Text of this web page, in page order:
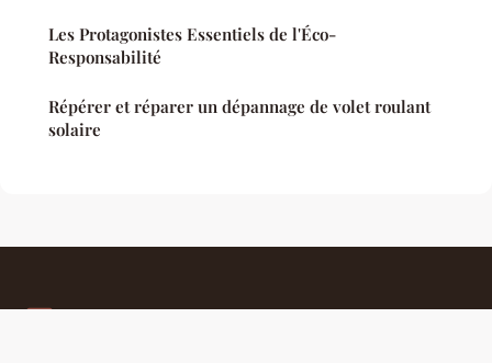
Les Protagonistes Essentiels de l'Éco-
Responsabilité
Répérer et réparer un dépannage de volet roulant
solaire
Morganeimbeaud